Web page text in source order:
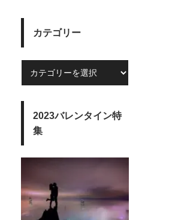
カテゴリー
2023バレンタイン特
集